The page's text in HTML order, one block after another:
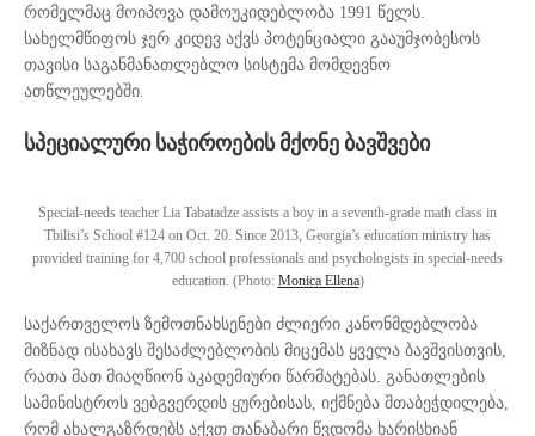
რომელმაც მოიპოვა დამოუკიდებლობა 1991 წელს.
სახელმწიფოს ჯერ კიდევ აქვს პოტენციალი გააუმჯობესოს
თავისი საგანმანათლებლო სისტემა მომდევნო
ათწლეულებში.
სპეციალური საჭიროების მქონე ბავშვები
Special-needs teacher Lia Tabatadze assists a boy in a seventh-grade math class in
Tbilisi’s School #124 on Oct. 20. Since 2013, Georgia’s education ministry has
provided training for 4,700 school professionals and psychologists in special-needs
education. (Photo: Monica Ellena)
საქართველოს ზემოთნახსენები ძლიერი კანონმდებლობა
მიზნად ისახავს შესაძლებლობის მიცემას ყველა ბავშვისთვის,
რათა მათ მიაღწიონ აკადემიური წარმატებას. განათლების
სამინისტროს ვებგვერდის ყურებისას, იქმნება შთაბეჭდილება,
რომ ახალგაზრდებს აქვთ თანაბარი წვდომა ხარისხიან